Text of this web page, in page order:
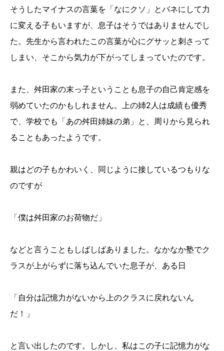
そうしたマイナスの言葉を「なにクソ」とバネにして力
に変える子もいますが、息子はそうではありませんでし
た。先生から言われたこの言葉が心にグサッと刺さって
しまい、そこから気力が下がってしまっていたのです。
また、舛田家の末っ子ということも息子の自己肯定感を
弱めていたのかもしれません。上の姉2人は成績も優秀
で、学校でも「あの舛田姉妹の弟」と、周りから見られ
ることもあったようです。
親はどの子もかわいく、同じように接しているつもりな
のですが
「僕は舛田家のお荷物だ」
などと言うこともしばしばありました。なかなか塾でク
ラスが上がらずに落ち込んでいた息子が、ある日
「自分は記憶力がないから上のクラスに戻れないん
だ！」
と言い出したのです。しかし、私はこの子に記憶力がな